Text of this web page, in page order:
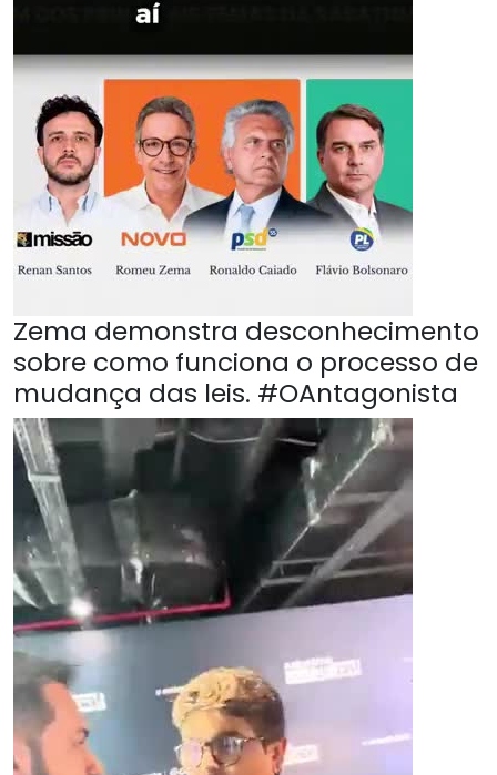
Zema demonstra desconhecimento
sobre como funciona o processo de
mudança das leis. #OAntagonista